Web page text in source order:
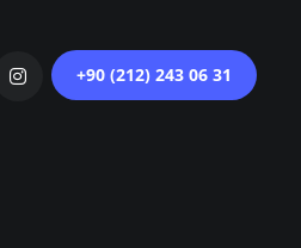
+90 (212) 243 06 31